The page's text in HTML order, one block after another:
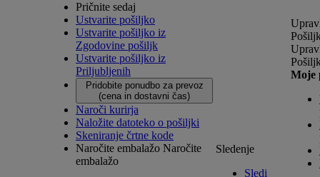
Pričnite sedaj
Ustvarite pošiljko
Ustvarite pošiljko iz
Zgodovine pošiljk
Ustvarite pošiljko iz
Priljubljenih
Pridobite ponudbo za prevoz
(cena in dostavni čas)
Naroči kurirja
Naložite datoteko o pošiljki
Skeniranje črtne kode
Naročite embalažo Naročite
embalažo
Sledenje
Sledi
Moje